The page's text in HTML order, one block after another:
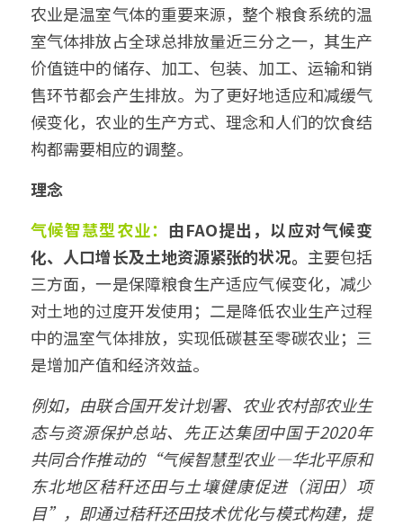
农业是温室气体的重要来源，整个粮食系统的温
室气体排放占全球总排放量近三分之一，其生产
价值链中的储存、加工、包装、加工、运输和销
售环节都会产生排放。为了更好地适应和减缓气
候变化，农业的生产方式、理念和人们的饮食结
构都需要相应的调整。
理念
气候智慧型农业： 由FAO提出，以应对气候变
化、人口增长及土地资源紧张的状况。 主要包括
三方面，一是保障粮食生产适应气候变化，减少
对土地的过度开发使用；二是降低农业生产过程
中的温室气体排放，实现低碳甚至零碳农业；三
是增加产值和经济效益。
例如，由联合国开发计划署、农业农村部农业生
态与资源保护总站、先正达集团中国于2020年
共同合作推动的“气候智慧型农业—华北平原和
东北地区秸秆还田与土壤健康促进（润田）项
目”，即通过秸秆还田技术优化与模式构建，提